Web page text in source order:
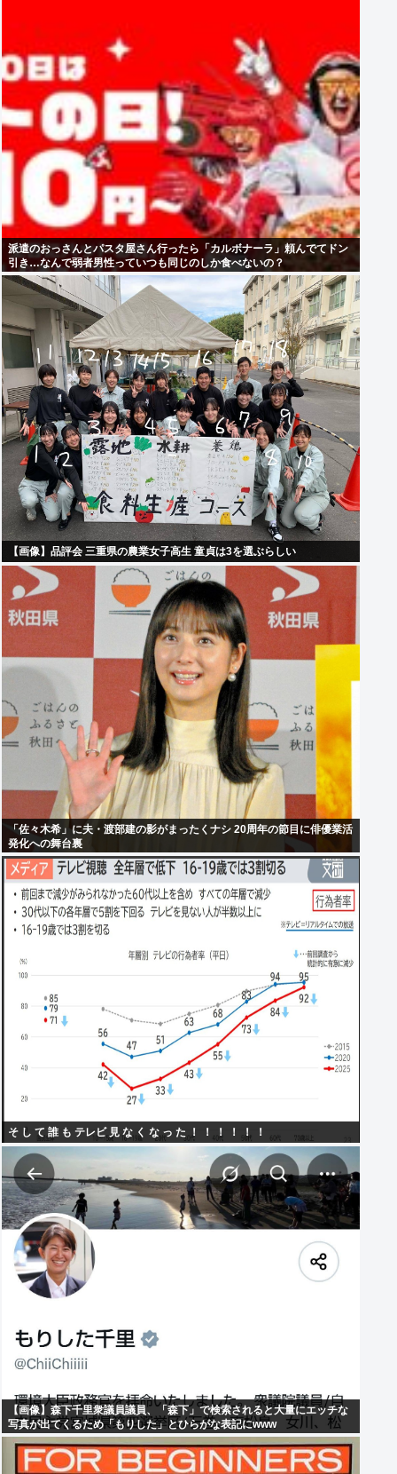
派遣のおっさんとパスタ屋さん行ったら「カルボナーラ」頼んでてドン
引き…なんで弱者男性っていつも同じのしか食べないの？
【画像】品評会 三重県の農業女子高生 童貞は3を選ぶらしい
「佐々木希」に夫・渡部建の影がまったくナシ 20周年の節目に俳優業活
発化への舞台裏
そ し て 誰 も テレビ 見 な く な っ た ！ ！ ！ ！ ！ ！
【画像】森下千里衆議員議員、「森下」で検索されると大量にエッチな
写真が出てくるため「もりした」とひらがな表記にwww